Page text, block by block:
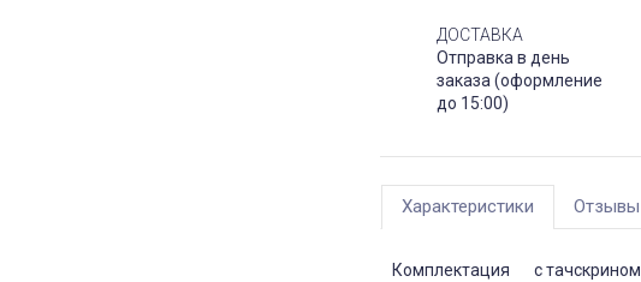
ДОСТАВКА
Отправка в день
заказа (оформление
до 15:00)
Характеристики Отзывы
Комплектация с тачскрином